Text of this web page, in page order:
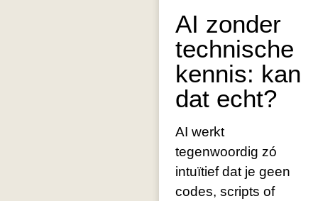
AI zonder
technische
kennis: kan
dat echt?
AI werkt
tegenwoordig zó
intuïtief dat je geen
codes, scripts of